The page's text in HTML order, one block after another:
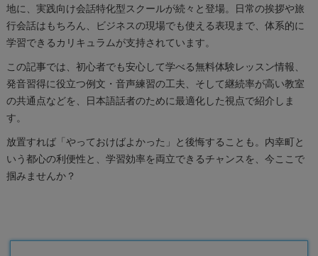
地に、実践向け会話特化型スクールが続々と登場。日常の挨拶や旅
行会話はもちろん、ビジネスの現場でも使える表現まで、体系的に
学習できるカリキュラムが支持されています。
この記事では、初心者でも安心して学べる無料体験レッスン情報、
発音習得に役立つ例文・音声練習の工夫、そして継続率が高い教室
の共通点などを、日本語話者のために最適化した視点で紹介しま
す。
放置すれば「やっておけばよかった」と後悔することも。内幸町と
いう都心の利便性と、学習効率を両立できるチャンスを、今ここで
掴みませんか？